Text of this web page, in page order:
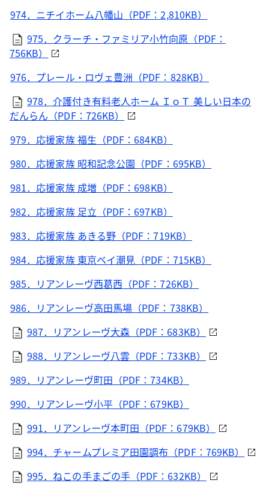
974．ニチイホーム八幡山（PDF：2,810KB）
975．クラーチ・ファミリア小竹向原（PDF：
756KB）
976．プレール・ロヴェ豊洲（PDF：828KB）
978．介護付き有料老人ホーム ＩｏＴ 美しい日本の
だんらん（PDF：726KB）
979．応援家族 福生（PDF：684KB）
980．応援家族 昭和記念公園（PDF：695KB）
981．応援家族 成増（PDF：698KB）
982．応援家族 足立（PDF：697KB）
983．応援家族 あきる野（PDF：719KB）
984．応援家族 東京ベイ潮見（PDF：715KB）
985．リアンレーヴ西葛西（PDF：726KB）
986．リアンレーヴ高田馬場（PDF：738KB）
987．リアンレーヴ大森（PDF：683KB）
988．リアンレーヴ八雲（PDF：733KB）
989．リアンレーヴ町田（PDF：734KB）
990．リアンレーヴ小平（PDF：679KB）
991．リアンレーヴ本町田（PDF：679KB）
994．チャームプレミア田園調布（PDF：769KB）
995．ねこの手まごの手（PDF：632KB）